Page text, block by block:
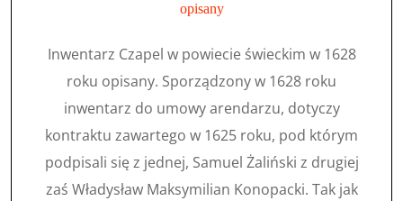
Inwentarz Czapel w powiecie świeckim w 1628
roku opisany. Sporządzony w 1628 roku
inwentarz do umowy arendarzu, dotyczy
kontraktu zawartego w 1625 roku, pod którym
podpisali się z jednej, Samuel Żaliński z drugiej
zaś Władysław Maksymilian Konopacki. Tak jak